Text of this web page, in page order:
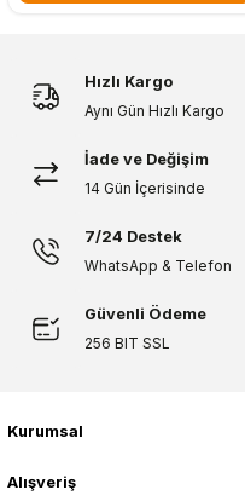
Hızlı Kargo
Aynı Gün Hızlı Kargo
İade ve Değişim
14 Gün İçerisinde
7/24 Destek
WhatsApp & Telefon
Güvenli Ödeme
256 BIT SSL
Kurumsal
Alışveriş